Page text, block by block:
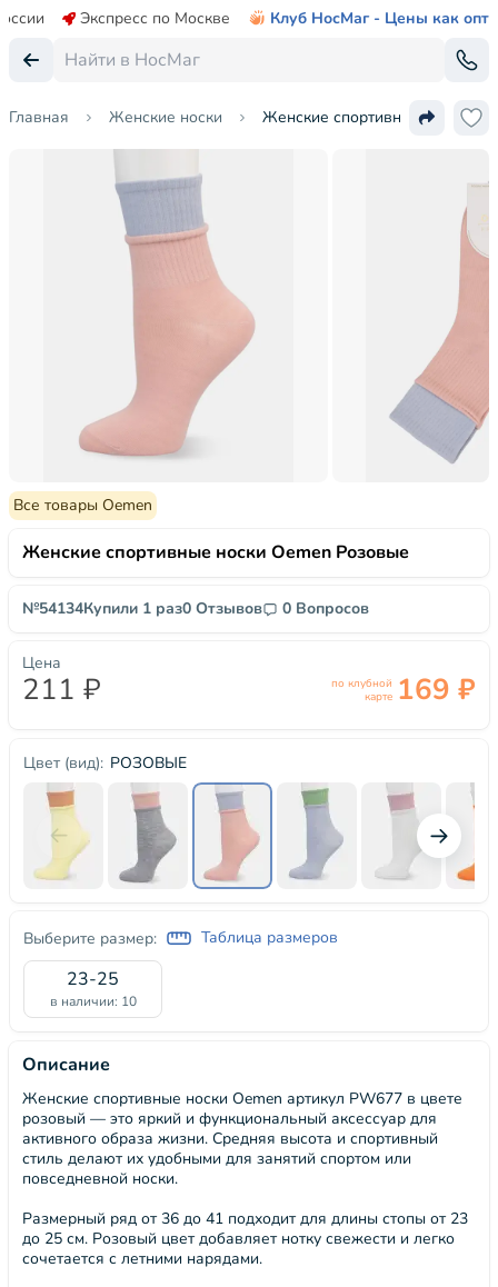
Экспресс по Москве Клуб НосМаг - Цены как опт
Главная Женские носки Женские спортивные носки
Все товары Oemen
Женские спортивные носки Oemen Розовые
№54134Купили 1 раз0 Отзывов 0 Вопросов
Цвет (вид): РОЗОВЫЕ
Выберите размер: Таблица размеров
23-25
в наличии: 10
Цена
211 ₽
по клубной
карте 169 ₽
Описание
Женские спортивные носки Oemen артикул PW677 в цвете
розовый — это яркий и функциональный аксессуар для
активного образа жизни. Средняя высота и спортивный
стиль делают их удобными для занятий спортом или
повседневной носки.
Размерный ряд от 36 до 41 подходит для длины стопы от 23
до 25 см. Розовый цвет добавляет нотку свежести и легко
сочетается с летними нарядами.